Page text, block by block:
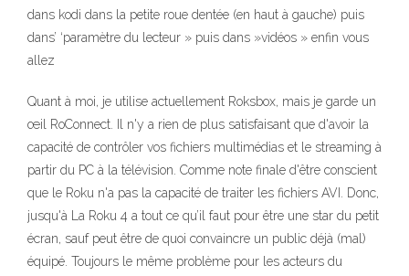
dans kodi dans la petite roue dentée (en haut à gauche) puis
dans’ ‘paramètre du lecteur » puis dans »vidéos » enfin vous
allez
Quant à moi, je utilise actuellement Roksbox, mais je garde un
œil RoConnect. Il n'y a rien de plus satisfaisant que d'avoir la
capacité de contrôler vos fichiers multimédias et le streaming à
partir du PC à la télévision. Comme note finale d'être conscient
que le Roku n'a pas la capacité de traiter les fichiers AVI. Donc,
jusqu'à La Roku 4 a tout ce qu’il faut pour être une star du petit
écran, sauf peut être de quoi convaincre un public déjà (mal)
équipé. Toujours le même problème pour les acteurs du